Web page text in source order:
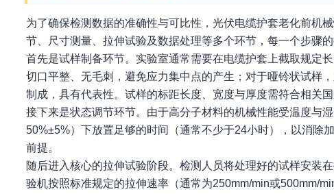
为了确保检测数据的准确性与可比性，光伏电缆护套老化前机
节、尺寸测量、拉伸试验及数据处理等多个环节，每一个步骤
首先是试样制备环节。实验室通常需要在电缆护套上截取规定
切口平整、无毛刺，避免应力集中点的产生；对于哑铃状试样
制成，具有代表性。试样的标距长度、宽度与厚度需符合相关
接下来是状态调节环节。由于高分子材料的机械性能受温度
50%±5%）下放置足够的时间（通常不少于24小时），以消除
前提。
随后进入核心的拉伸试验阶段。检测人员将处理好的试样安装
验机按照标准规定的拉伸速率（通常为250mm/min或500mm/